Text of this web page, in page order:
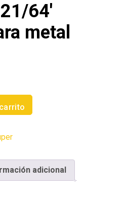
64′
metal
adicional